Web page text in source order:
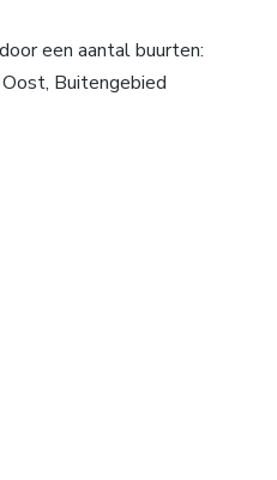
een aantal buurten:
Buitengebied